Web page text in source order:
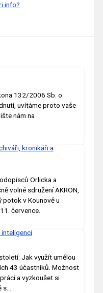
132/2006 Sb. o
uvítáme proto vaše
nám na
kronikáři a
Orlicka a
volné sdružení AKRON,
potok v Kounově u
července.
inteligenci
Jak využít umělou
43 účastníků. Možnost
a vyzkoušet si
s…